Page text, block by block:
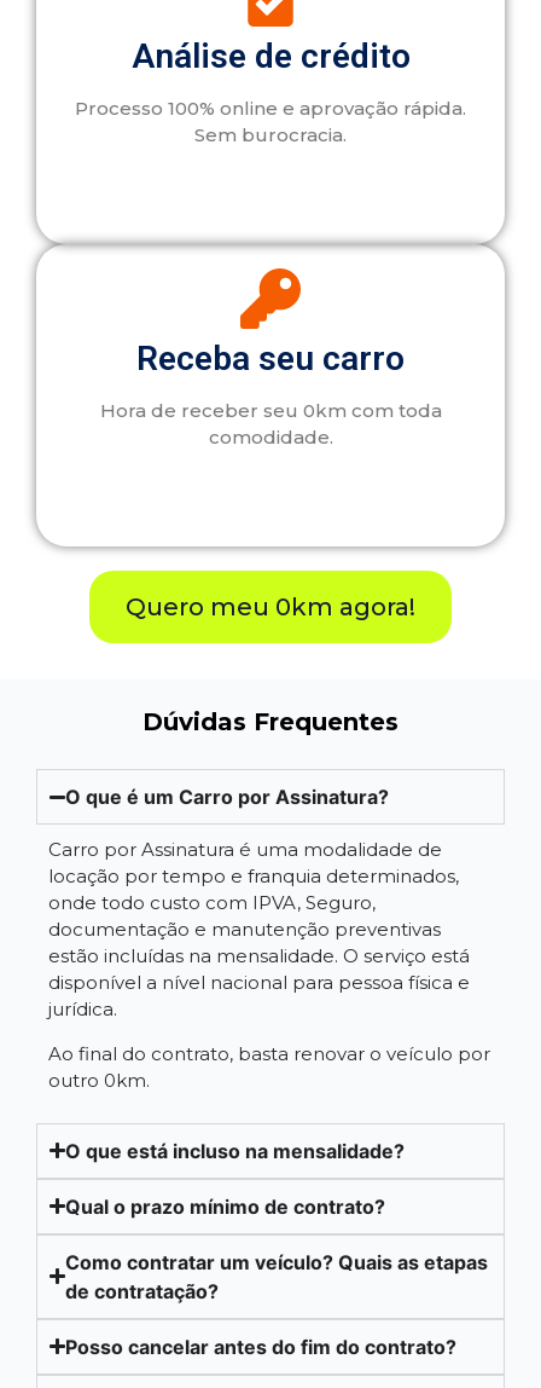
Análise de crédito
Processo 100% online e aprovação rápida.
Sem burocracia.
Receba seu carro
Hora de receber seu 0km com toda
comodidade.
Quero meu 0km agora!
Dúvidas Frequentes
O que é um Carro por Assinatura?
Carro por Assinatura é uma modalidade de
locação por tempo e franquia determinados,
onde todo custo com IPVA, Seguro,
documentação e manutenção preventivas
estão incluídas na mensalidade. O serviço está
disponível a nível nacional para pessoa física e
jurídica.
Ao final do contrato, basta renovar o veículo por
outro 0km.
O que está incluso na mensalidade?
Qual o prazo mínimo de contrato?
Como contratar um veículo? Quais as etapas
de contratação?
Posso cancelar antes do fim do contrato?